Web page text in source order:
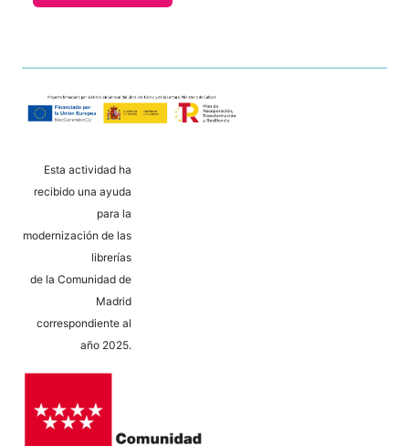
Esta actividad ha
recibido una ayuda
para la
modernización de las
librerías
de la Comunidad de
Madrid
correspondiente al
año 2025.